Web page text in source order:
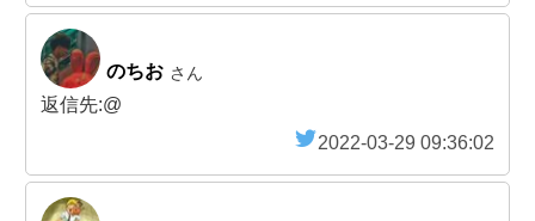
のちお さん
返信先:@
2022-03-29 09:36:02